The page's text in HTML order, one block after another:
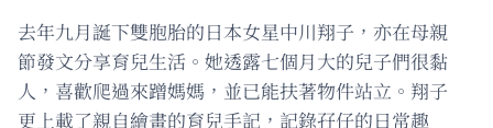
去年九月誕下雙胞胎的日本女星中川翔子，亦在母親
節發文分享育兒生活。她透露七個月大的兒子們很黏
人，喜歡爬過來蹭媽媽，並已能扶著物件站立。翔子
更上載了親自繪畫的育兒手記，記錄孖仔的日常趣